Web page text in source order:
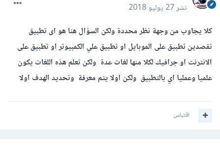
نشر27 يوليو 2018
كلا يجاوب من وجهة نظر محددة ولكن السؤال هنا هو اى تطبيق
تقصدين تطبيق على الموبايل او تطبيق علي الكمبيوتر او تطبيق على
الانترنت او جرافيك لكلا منها لغات عدة ولكن تعلم هذه اللغات يكون
علميا وعمليا اي بالتطبيق ولكن اولا يتم معرفة وتحديد الهدف اولا
اقتباس